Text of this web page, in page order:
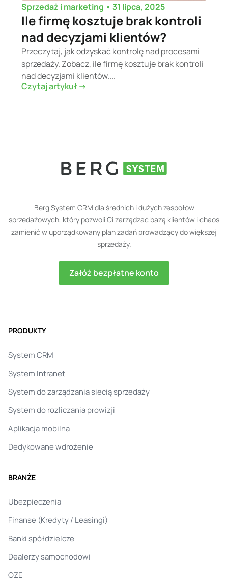
Sprzedaż i marketing • 31 lipca, 2025
Ile firmę kosztuje brak kontroli
nad decyzjami klientów?
Przeczytaj, jak odzyskać kontrolę nad procesami
sprzedaży. Zobacz, ile firmę kosztuje brak kontroli
nad decyzjami klientów....
Czytaj artykuł ->
Berg System CRM dla średnich i dużych zespołów
sprzedażowych, który pozwoli Ci zarządzać bazą klientów i chaos
zamienić w uporządkowany plan zadań prowadzący do większej
sprzedaży.
Załóż bezpłatne konto
PRODUKTY
System CRM
System Intranet
System do zarządzania siecią sprzedaży
System do rozliczania prowizji
Aplikacja mobilna
Dedykowane wdrożenie
BRANŻE
Ubezpieczenia
Finanse (Kredyty / Leasingi)
Banki spółdzielcze
Dealerzy samochodowi
OZE